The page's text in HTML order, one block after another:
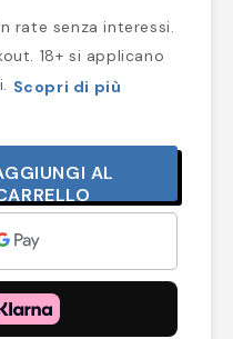
rate senza interessi.
18+ si applicano
Scopri di più
AL